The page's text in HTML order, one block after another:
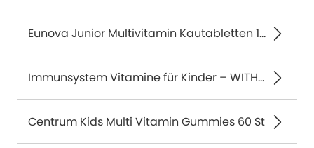
Eunova Junior Multivitamin Kautabletten 100 St
Immunsystem Vitamine für Kinder – WITHE OMEGA® Kids Immun 90 St
Centrum Kids Multi Vitamin Gummies 60 St